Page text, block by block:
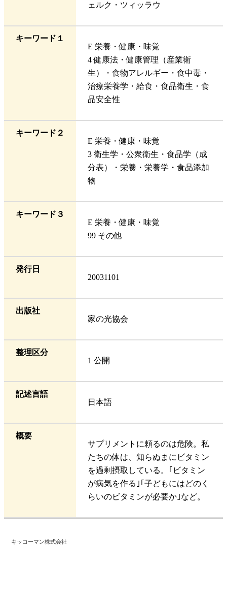
ェルク・ツィッラウ
キーワード１
E 栄養・健康・味覚
4 健康法・健康管理（産業衛
生）・食物アレルギー・食中毒・
治療栄養学・給食・食品衛生・食
品安全性
キーワード２
E 栄養・健康・味覚
3 衛生学・公衆衛生・食品学（成
分表）・栄養・栄養学・食品添加
物
キーワード３
E 栄養・健康・味覚
99 その他
発行日
20031101
出版社
家の光協会
整理区分
1 公開
記述言語
日本語
概要
サプリメントに頼るのは危険。私
たちの体は、知らぬまにビタミン
を過剰摂取している。｢ビタミン
が病気を作る｣｢子どもにはどのく
らいのビタミンが必要か｣など。
キッコーマン株式会社